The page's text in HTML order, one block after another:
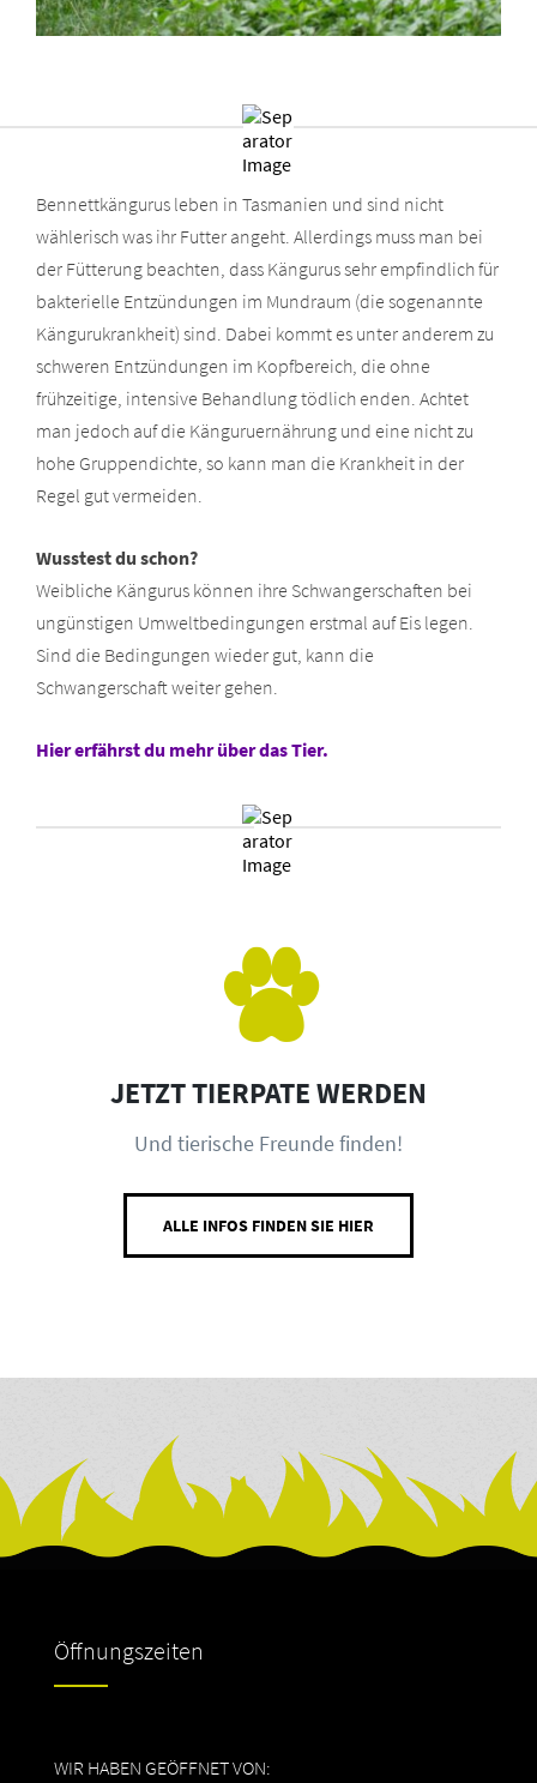
Bennettkängurus leben in Tasmanien und sind nicht
wählerisch was ihr Futter angeht. Allerdings muss man bei
der Fütterung beachten, dass Kängurus sehr empfindlich für
bakterielle Entzündungen im Mundraum (die sogenannte
Kängurukrankheit) sind. Dabei kommt es unter anderem zu
schweren Entzündungen im Kopfbereich, die ohne
frühzeitige, intensive Behandlung tödlich enden. Achtet
man jedoch auf die Känguruernährung und eine nicht zu
hohe Gruppendichte, so kann man die Krankheit in der
Regel gut vermeiden.
Wusstest du schon?
Weibliche Kängurus können ihre Schwangerschaften bei
ungünstigen Umweltbedingungen erstmal auf Eis legen.
Sind die Bedingungen wieder gut, kann die
Schwangerschaft weiter gehen.
Hier erfährst du mehr über das Tier.
JETZT TIERPATE WERDEN
Und tierische Freunde finden!
ALLE INFOS FINDEN SIE HIER
Öffnungszeiten
WIR HABEN GEÖFFNET VON: